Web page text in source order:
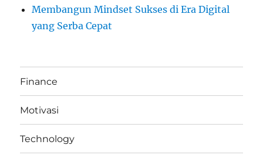
Membangun Mindset Sukses di Era Digital
yang Serba Cepat
Finance
Motivasi
Technology